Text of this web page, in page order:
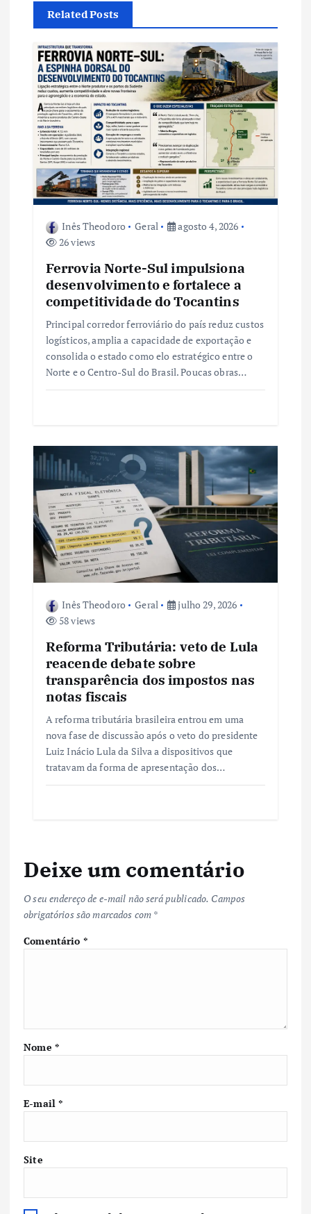
ã
o
d
e
P
o
Related Posts
Inês Theodoro Geral
agosto 4, 2026
26 views
Ferrovia Norte-Sul impulsiona
desenvolvimento e fortalece a
competitividade do Tocantins
Principal corredor ferroviário do país reduz custos
logísticos, amplia a capacidade de exportação e
consolida o estado como elo estratégico entre o
Norte e o Centro-Sul do Brasil. Poucas obras…
Inês Theodoro Geral
julho 29, 2026
58 views
Reforma Tributária: veto de Lula
reacende debate sobre
transparência dos impostos nas
notas fiscais
A reforma tributária brasileira entrou em uma
nova fase de discussão após o veto do presidente
Luiz Inácio Lula da Silva a dispositivos que
tratavam da forma de apresentação dos…
Deixe um comentário
O seu endereço de e-mail não será publicado. Campos
obrigatórios são marcados com *
Comentário *
Nome *
E-mail*
Site